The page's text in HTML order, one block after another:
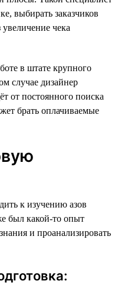
выбирать заказчиков
чека
в штате крупного
случае дизайнер
от постоянного поиска
брать оплачиваемые
к изучению азов
был какой-то опыт
и проанализировать